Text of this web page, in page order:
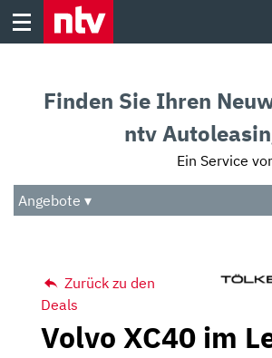
Skip
Audio
Das Beste
Finden Sie Ihren
ntv
Ein Service
Angebote ▾
Zurück zu den
Deals
Volvo XC40 im